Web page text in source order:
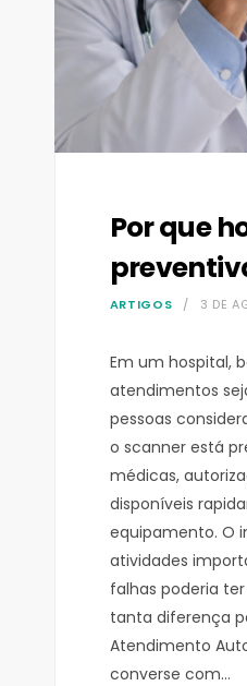
Por que
ARTIGOS 3 DE
Em um hospital,
atendimentos
pessoas
o scanner está
médicas,
disponíveis
equipamento. O
atividades
falhas poderia
tanta diferença
Atendimento
converse com…